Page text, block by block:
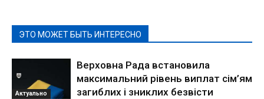
ЭТО МОЖЕТ БЫТЬ ИНТЕРЕСНО
Актуально
Верховна Рада встановила
максимальний рівень виплат сім’ям
загиблих і зниклих безвісти